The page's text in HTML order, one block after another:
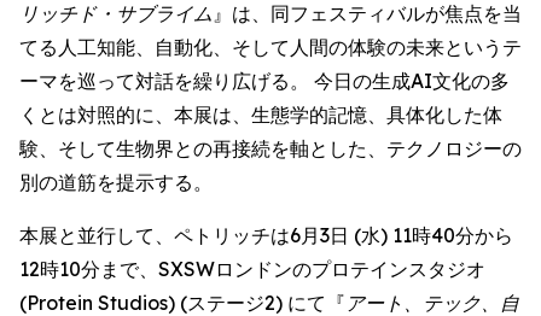
リッチド・サブライム』は、同フェスティバルが焦点を当
てる人工知能、自動化、そして人間の体験の未来というテ
ーマを巡って対話を繰り広げる。 今日の生成AI文化の多
くとは対照的に、本展は、生態学的記憶、具体化した体
験、そして生物界との再接続を軸とした、テクノロジーの
別の道筋を提示する。
本展と並行して、ペトリッチは6月3日 (水) 11時40分から
12時10分まで、SXSWロンドンのプロテインスタジオ
(Protein Studios) (ステージ2) にて『 アート、テック、自